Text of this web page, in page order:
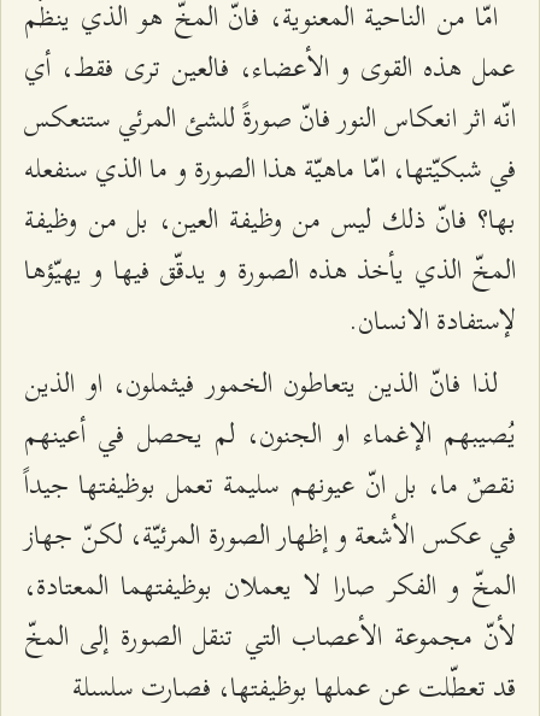
امّا من الناحية المعنوية، فانّ المخّ هو الذي ينظّم
عمل هذه القوى و الأعضاء، فالعين ترى فقط، أي
انّه اثر انعكاس النور فانّ صورةً للشئ المرئي ستنعكس
في شبكيّتها، امّا ماهيّة هذا الصورة و ما الذي سنفعله
بها؟ فانّ ذلك ليس من وظيفة العين، بل من وظيفة
المخّ الذي يأخذ هذه الصورة و يدقّق فيها و يهيّؤها
لإستفادة الانسان.
لذا فانّ الذين يتعاطون الخمور فيثملون، او الذين
يُصيبهم الإغماء او الجنون، لم يحصل في أعينهم
نقصٌ ما، بل انّ عيونهم سليمة تعمل بوظيفتها جيداً
في عكس الأشعة و إظهار الصورة المرئيّة، لكنّ جهاز
المخّ و الفكر صارا لا يعملان بوظيفتهما المعتادة،
لأنّ مجموعة الأعصاب التي تنقل الصورة إلى المخّ
قد تعطّلت عن عملها بوظيفتها، فصارت سلسلة